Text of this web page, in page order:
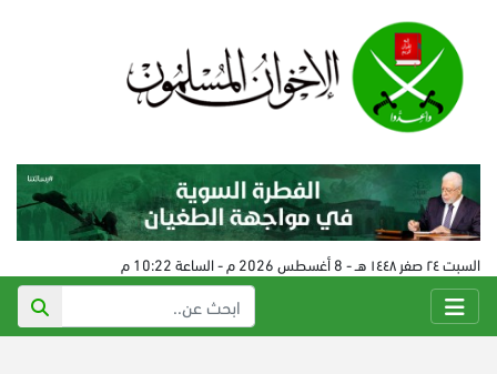
السبت ٢٤ صفر ١٤٤٨ هـ - 8 أغسطس 2026 م - الساعة 10:22 م